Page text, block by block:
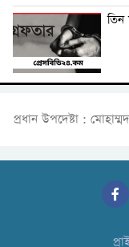
তিন
প্রধান উপদেষ্টা :